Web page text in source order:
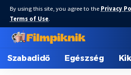
By using this site, you agree to the Privacy
Terms of Use.
Szabadidő Egészség